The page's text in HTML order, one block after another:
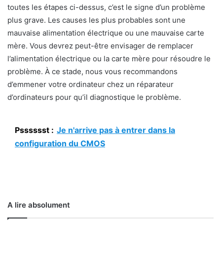
toutes les étapes ci-dessus, c’est le signe d’un problème
plus grave. Les causes les plus probables sont une
mauvaise alimentation électrique ou une mauvaise carte
mère. Vous devrez peut-être envisager de remplacer
l’alimentation électrique ou la carte mère pour résoudre le
problème. À ce stade, nous vous recommandons
d’emmener votre ordinateur chez un réparateur
d’ordinateurs pour qu’il diagnostique le problème.
Psssssst : Je n'arrive pas à entrer dans la
configuration du CMOS
A lire absolument